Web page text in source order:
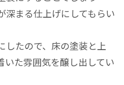
深まる仕上げにしてもらい
したので、床の塗装と上
いた雰囲気を醸し出してい